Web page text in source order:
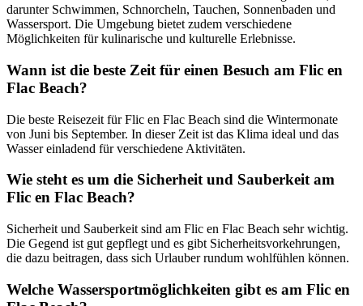
darunter Schwimmen, Schnorcheln, Tauchen, Sonnenbaden und
Wassersport. Die Umgebung bietet zudem verschiedene
Möglichkeiten für kulinarische und kulturelle Erlebnisse.
Wann ist die beste Zeit für einen Besuch am Flic en
Flac Beach?
Die beste Reisezeit für Flic en Flac Beach sind die Wintermonate
von Juni bis September. In dieser Zeit ist das Klima ideal und das
Wasser einladend für verschiedene Aktivitäten.
Wie steht es um die Sicherheit und Sauberkeit am
Flic en Flac Beach?
Sicherheit und Sauberkeit sind am Flic en Flac Beach sehr wichtig.
Die Gegend ist gut gepflegt und es gibt Sicherheitsvorkehrungen,
die dazu beitragen, dass sich Urlauber rundum wohlfühlen können.
Welche Wassersportmöglichkeiten gibt es am Flic en